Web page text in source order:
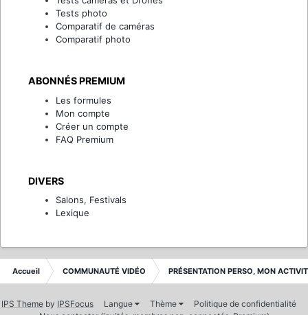
Tests photo
Comparatif de caméras
Comparatif photo
ABONNÉS PREMIUM
Les formules
Mon compte
Créer un compte
FAQ Premium
DIVERS
Salons, Festivals
Lexique
Accueil COMMUNAUTÉ VIDÉO PRÉSENTATION PERSO, MON
IPS Theme by IPSFocus Langue Thème
Politique de confidentialité